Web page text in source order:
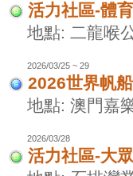
活力社區-體
地點: 二龍喉
2026/03/25 ~ 29
2026世界帆
地點: 澳門嘉
2026/03/28
活力社區-大